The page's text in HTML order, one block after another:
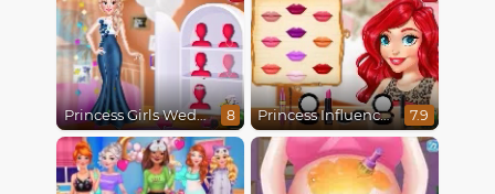
Princess Girls Wedding Trip 8 Princess Influencer Summer Tale 7.9